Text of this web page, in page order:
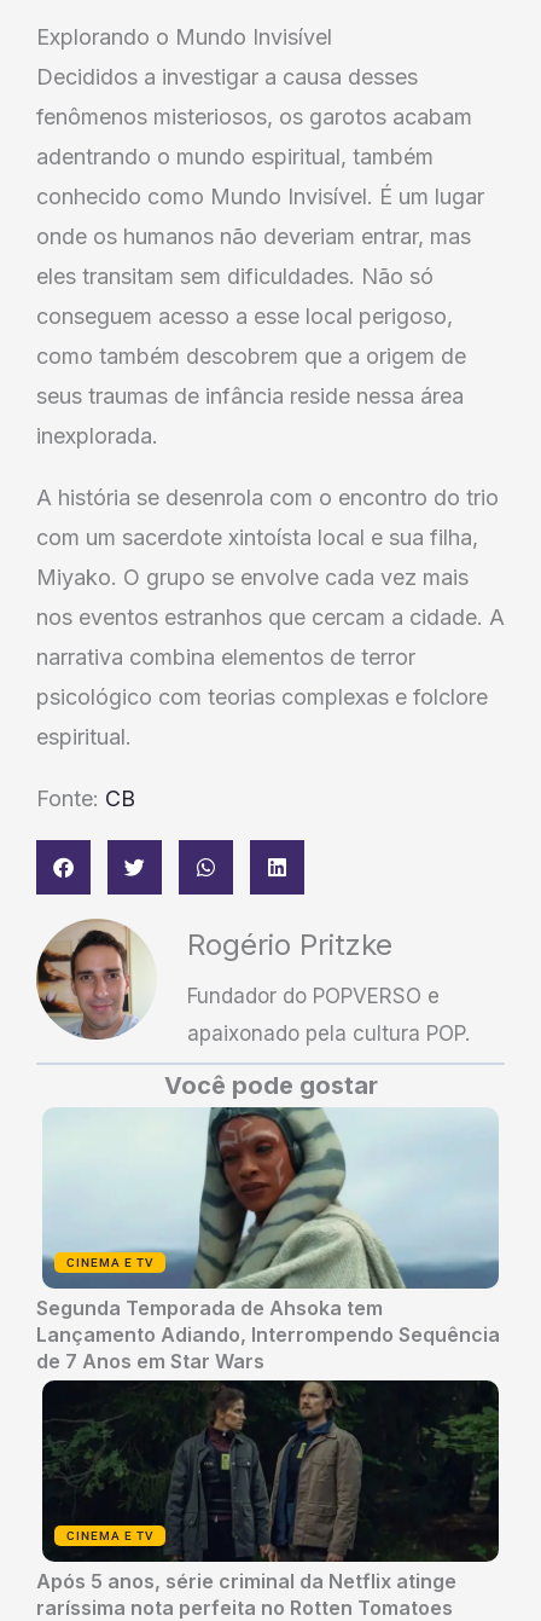
Explorando o Mundo Invisível
Decididos a investigar a causa desses
fenômenos misteriosos, os garotos acabam
adentrando o mundo espiritual, também
conhecido como Mundo Invisível. É um lugar
onde os humanos não deveriam entrar, mas
eles transitam sem dificuldades. Não só
conseguem acesso a esse local perigoso,
como também descobrem que a origem de
seus traumas de infância reside nessa área
inexplorada.
A história se desenrola com o encontro do trio
com um sacerdote xintoísta local e sua filha,
Miyako. O grupo se envolve cada vez mais
nos eventos estranhos que cercam a cidade. A
narrativa combina elementos de terror
psicológico com teorias complexas e folclore
espiritual.
Fonte: CB
Rogério Pritzke
Fundador do POPVERSO e
apaixonado pela cultura POP.
Você pode gostar
CINEMA E TV
Segunda Temporada de Ahsoka tem
Lançamento Adiando, Interrompendo Sequência
de 7 Anos em Star Wars
CINEMA E TV
Após 5 anos, série criminal da Netflix atinge
raríssima nota perfeita no Rotten Tomatoes